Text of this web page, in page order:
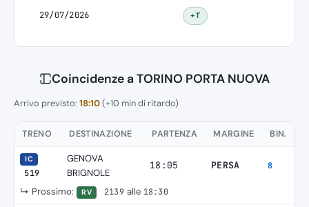
29/07/2026 +1'
Coincidenze a TORINO PORTA NUOVA
Arrivo previsto: 18:10(+10 min di ritardo)
TRENO DESTINAZIONE PARTENZA MARGINE BIN.
IC
519
GENOVA
BRIGNOLE
18:05 PERSA 8
↳ Prossimo: RV 2139alle 18:30